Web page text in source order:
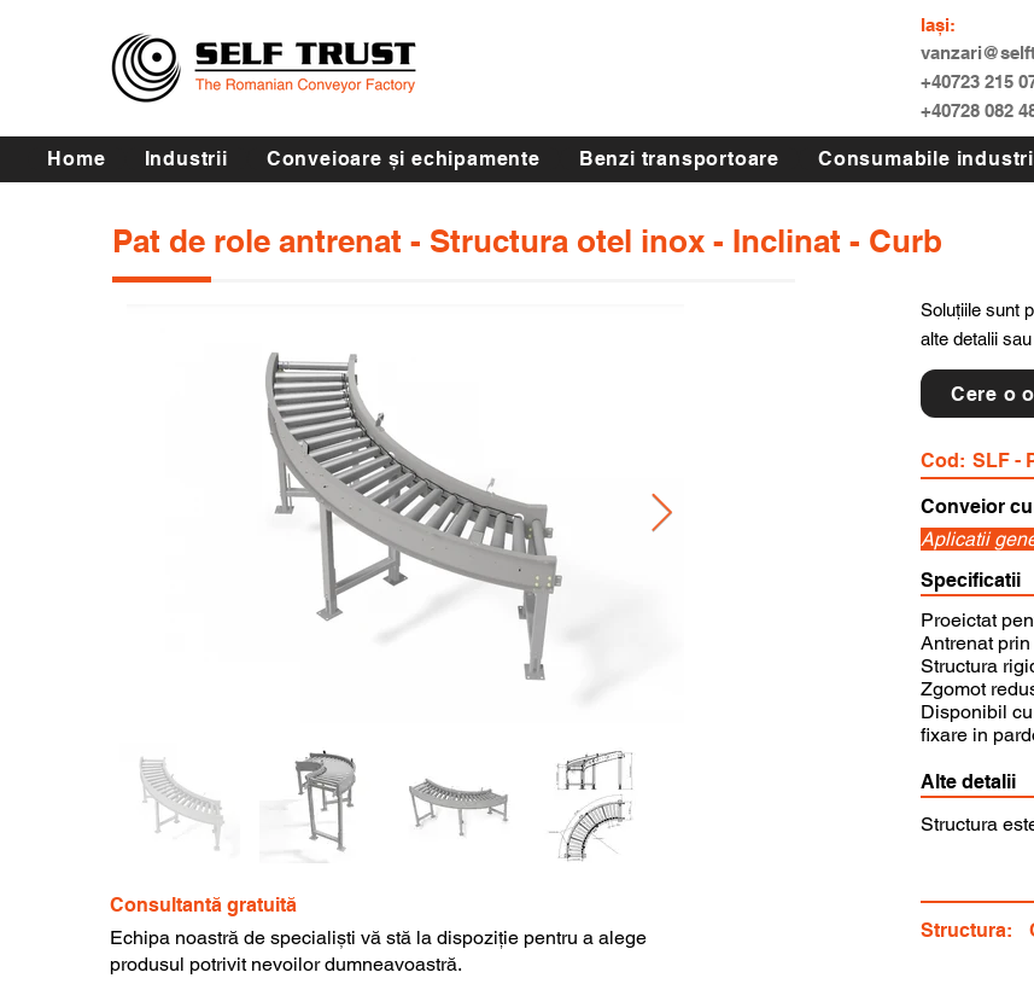
Iași:
+40723 215
+40728 082
Home Industrii Conveioare și echipamente Benzi transportoare Consumabile
Pat de role antrenat - Structura otel inox - Inclinat - Curb
Consultantă gratuită
Echipa noastră de specialiști vă stă la dispoziție pentru a alege
produsul potrivit nevoilor dumneavoastră.
Soluțiile sunt
alte detalii
Cere o
Cod: SLF -
Conveior
Aplicatii
Specificatii
Proeictat
Antrenat
Structura
Zgomot
Disponibil
fixare in
Alte detalii
Structura
Structura: